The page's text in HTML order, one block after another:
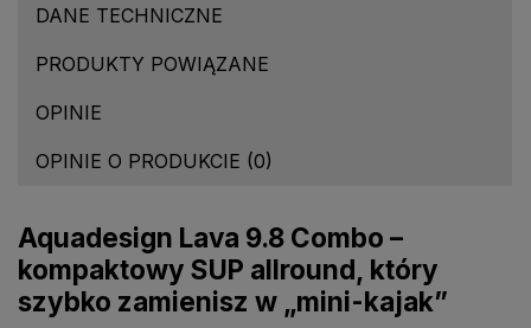
DANE TECHNICZNE
PRODUKTY POWIĄZANE
OPINIE
OPINIE O PRODUKCIE (0)
Aquadesign Lava 9.8 Combo –
kompaktowy SUP allround, który
szybko zamienisz w „mini-kajak”